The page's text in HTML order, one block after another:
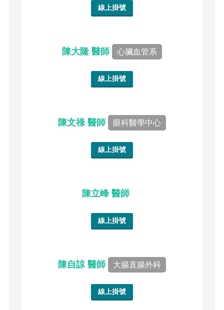
線上掛號
陳大隆 醫師 心臟血管系
線上掛號
陳文祿 醫師 眼科醫學中心
線上掛號
陳立峰 醫師
線上掛號
陳自諒 醫師 大腸直腸外科
線上掛號